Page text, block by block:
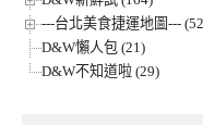
---台北美食捷運地圖---
D&W懶人包 (21)
D&W不知道啦 (29)